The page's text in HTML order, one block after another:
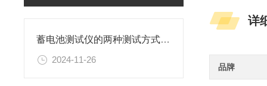
蓄电池测试仪的两种测试方式比较
2024-11-26
详
品牌